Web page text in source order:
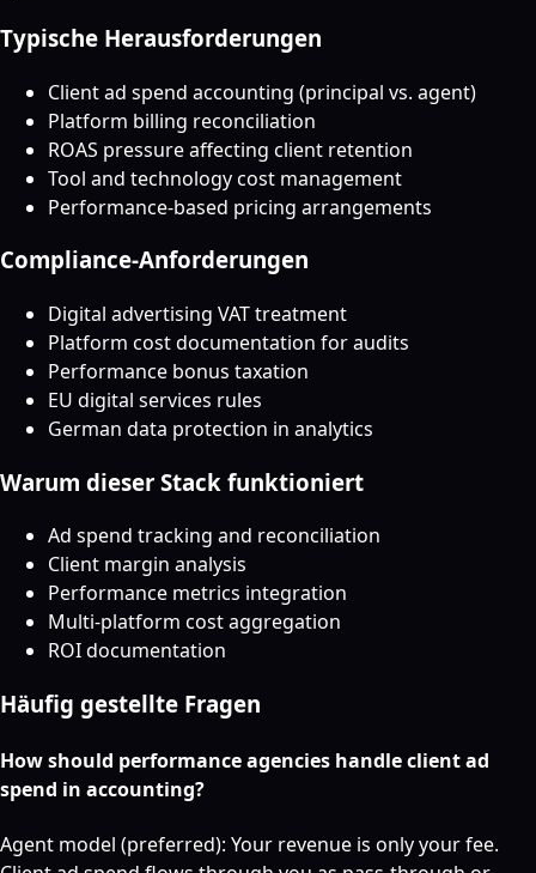
Typische Herausforderungen
Client ad spend accounting (principal vs. agent)
Platform billing reconciliation
ROAS pressure affecting client retention
Tool and technology cost management
Performance-based pricing arrangements
Compliance-Anforderungen
Digital advertising VAT treatment
Platform cost documentation for audits
Performance bonus taxation
EU digital services rules
German data protection in analytics
Warum dieser Stack funktioniert
Ad spend tracking and reconciliation
Client margin analysis
Performance metrics integration
Multi-platform cost aggregation
ROI documentation
Häufig gestellte Fragen
How should performance agencies handle client ad
spend in accounting?
Agent model (preferred): Your revenue is only your fee.